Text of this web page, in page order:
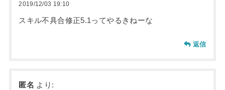
2019/12/03 19:10
スキル不具合修正5.1ってやるきねーな
返信
匿名 より: